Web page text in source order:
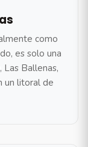
como
es solo una
Las Ballenas,
un litoral de